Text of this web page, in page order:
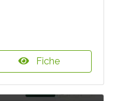
Fiche